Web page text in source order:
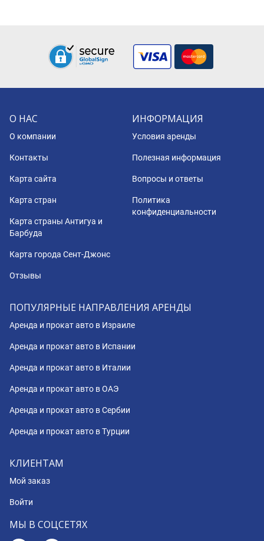
О НАС
О компании
Контакты
Карта сайта
Карта стран
Карта страны Антигуа и
Барбуда
Карта города Сент-Джонс
Отзывы
ИНФОРМАЦИЯ
Условия аренды
Полезная информация
Вопросы и ответы
Политика
конфиденциальности
ПОПУЛЯРНЫЕ НАПРАВЛЕНИЯ АРЕНДЫ
Аренда и прокат авто в Израиле
Аренда и прокат авто в Испании
Аренда и прокат авто в Италии
Аренда и прокат авто в ОАЭ
Аренда и прокат авто в Сербии
Аренда и прокат авто в Турции
КЛИЕНТАМ
Мой заказ
Войти
МЫ В СОЦСЕТЯХ